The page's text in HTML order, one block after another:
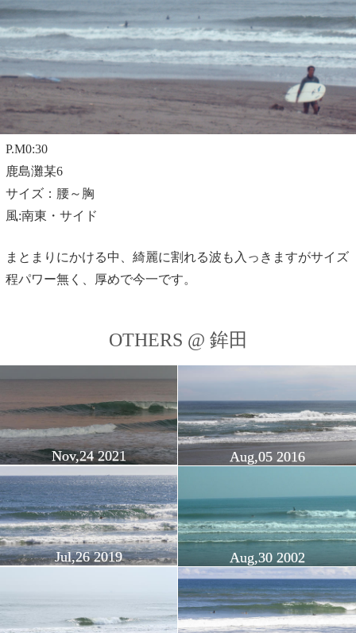
P.M0:30
鹿島灘某6
サイズ：腰～胸
風:南東・サイド
まとまりにかける中、綺麗に割れる波も入っきますがサイズ
程パワー無く、厚めで今一です。
OTHERS @ 鉾田
Nov,24 2021 Aug,05 2016
Jul,26 2019 Aug,30 2002